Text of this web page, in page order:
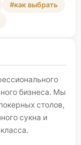
#как выбрать
бизнеса. Мы
столов,
сукна и